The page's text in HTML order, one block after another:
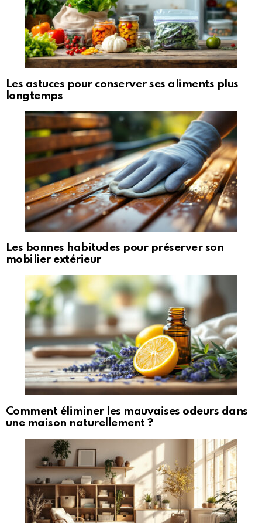
Les astuces pour conserver ses aliments plus
longtemps
Les bonnes habitudes pour préserver son
mobilier extérieur
Comment éliminer les mauvaises odeurs dans
une maison naturellement ?